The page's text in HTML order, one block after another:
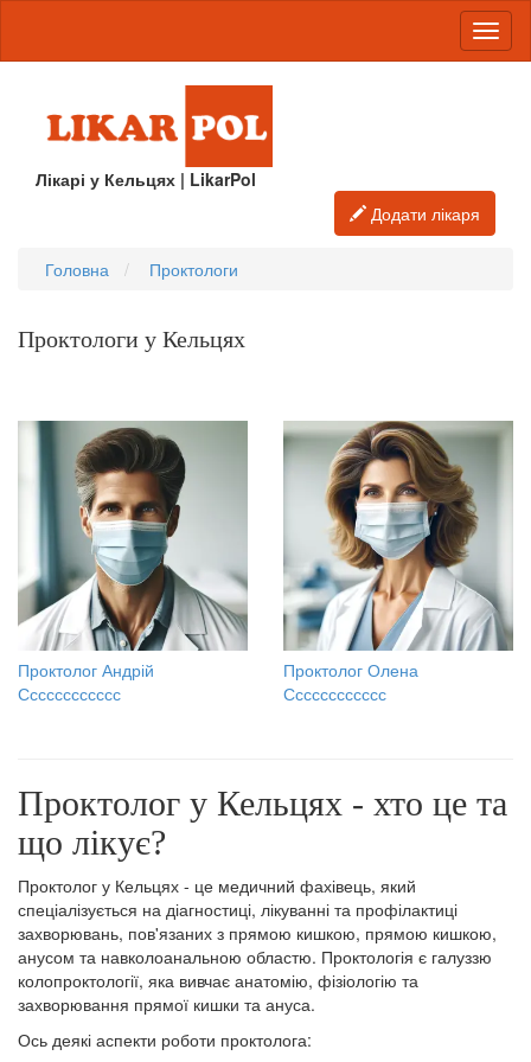
Лікарі у Кельцях | LikarPol
Додати лікаря
Головна Проктологи
Проктологи у Кельцях
Проктолог Андрій
Сссссссссссс
Проктолог Олена
Сссссссссссс
Проктолог у Кельцях - хто це та
що лікує?
Проктолог у Кельцях - це медичний фахівець, який
спеціалізується на діагностиці, лікуванні та профілактиці
захворювань, пов'язаних з прямою кишкою, прямою кишкою,
анусом та навколоанальною областю. Проктологія є галуззю
колопроктології, яка вивчає анатомію, фізіологію та
захворювання прямої кишки та ануса.
Ось деякі аспекти роботи проктолога: